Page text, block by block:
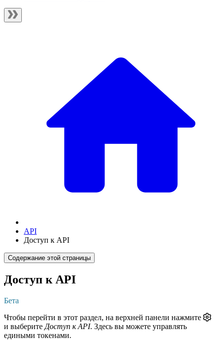
API
Доступ к API
Содержание этой страницы
Доступ к API
Бета
Чтобы перейти в этот раздел, на верхней панели нажмите
и выберите Доступ к API. Здесь вы можете управлять
едиными токенами.